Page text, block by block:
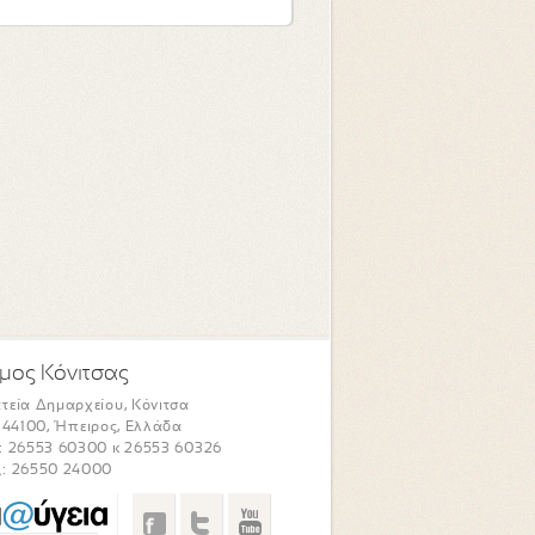
Κόνιτσας
Δημαρχείου, Κόνιτσα
44100, Ήπειρος, Ελλάδα
26553 60300 κ 26553 60326
26550 24000